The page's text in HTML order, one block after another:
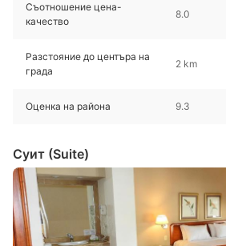
Съотношение цена-
качество
8.0
Разстояние до центъра на
града
2 km
Оценка на района 9.3
Суит (Suite)